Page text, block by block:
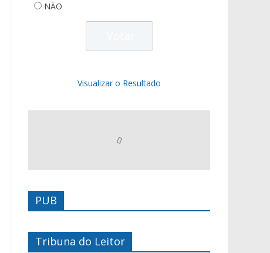
NÃO
Visualizar o Resultado
PUB
Tribuna do Leitor